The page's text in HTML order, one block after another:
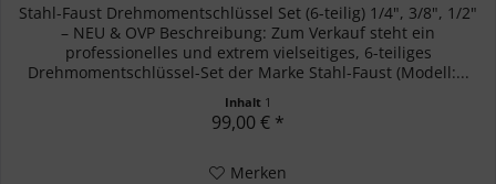
Stahl-Faust Drehmomentschlüssel Set (6-teilig) 1/4", 3/8", 1/2"
– NEU & OVP Beschreibung: Zum Verkauf steht ein
professionelles und extrem vielseitiges, 6-teiliges
Drehmomentschlüssel-Set der Marke Stahl-Faust (Modell:...
Inhalt 1
99,00 € *
Merken